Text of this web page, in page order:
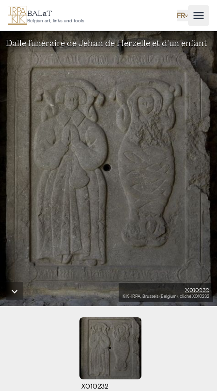
Aller au contenu principal
BALaT
Belgian art, links and tools
FR˅
Dalle funéraire de Jehan de Herzelle et d'un enfant
X010232
KIK-IRPA, Brussels (Belgium), cliché X010232
X010232